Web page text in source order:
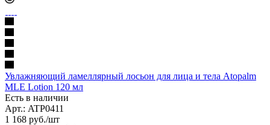
Увлажняющий ламеллярный лосьон для лица и тела Atopalm
MLE Lotion 120 мл
Есть в наличии
Арт.: ATP0411
1 168 руб./шт